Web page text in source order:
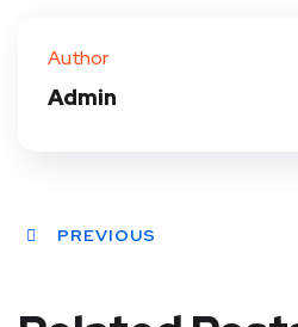
Author
Admin
PREVIOUS